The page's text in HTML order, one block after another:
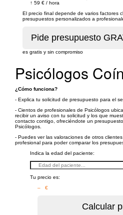
↑ 59 € / hora
El precio final depende de varios factores
presupuestos personalizados a
es gratis y sin compromiso
Psicólogos
¿Cómo funciona?
- Explica tu solicitud de presupuesto para el
- Cientos de profesionales de Psicólogos
recibir un aviso con tu solicitud y los que
contacto contigo, ofreciéndote un
Psicólogos.
- Puedes ver las valoraciones de otros
profesional para poder comparar los
Indica la edad del paciente:
Tu precio es:
– €